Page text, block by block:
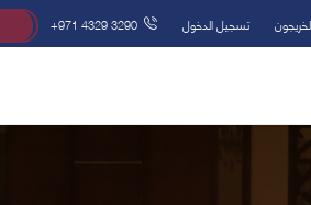
تسجيل الدخول +971 4329 3290